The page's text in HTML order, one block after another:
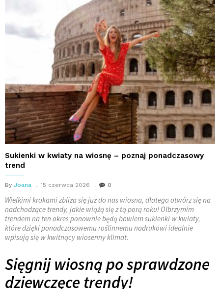
Sukienki w kwiaty na wiosnę – poznaj ponadczasowy
trend
By Joana 15 czerwca 2026 0
Wielkimi krokami zbliża się już do nas wiosna, dlatego otwórz się na
nadchodzące trendy, jakie wiążą się z tą porą roku! Olbrzymim
trendem na ten okres ponownie będą bowiem sukienki w kwiaty,
które dzięki ponadczasowemu roślinnemu nadrukowi idealnie
wpisują się w kwitnący wiosenny klimat.
Sięgnij wiosną po sprawdzone
dziewczęce trendy!